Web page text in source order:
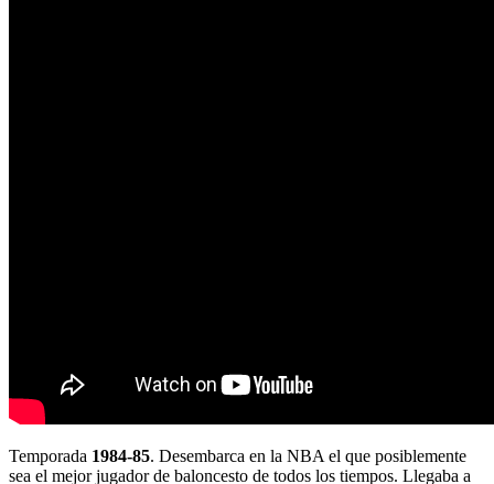
Temporada 1984-85. Desembarca en la NBA el que posiblemente
sea el mejor jugador de baloncesto de todos los tiempos. Llegaba a